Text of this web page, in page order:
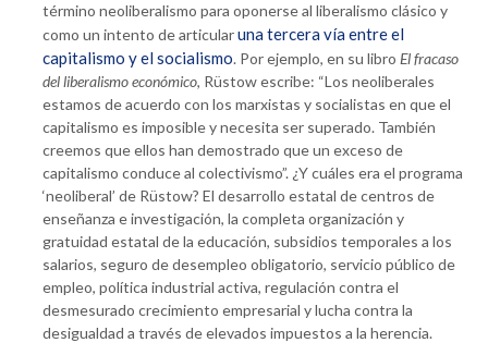
término neoliberalismo para oponerse al liberalismo clásico y
como un intento de articularuna tercera vía entre el
capitalismo y el socialismo. Por ejemplo, en su libro El fracaso
del liberalismo económico, Rüstow escribe: “Los neoliberales
estamos de acuerdo con los marxistas y socialistas en que el
capitalismo es imposible y necesita ser superado. También
creemos que ellos han demostrado que un exceso de
capitalismo conduce al colectivismo”. ¿Y cuáles era el programa
‘neoliberal’ de Rüstow? El desarrollo estatal de centros de
enseñanza e investigación, la completa organización y
gratuidad estatal de la educación, subsidios temporales a los
salarios, seguro de desempleo obligatorio, servicio público de
empleo, política industrial activa, regulación contra el
desmesurado crecimiento empresarial y lucha contra la
desigualdad a través de elevados impuestos a la herencia.